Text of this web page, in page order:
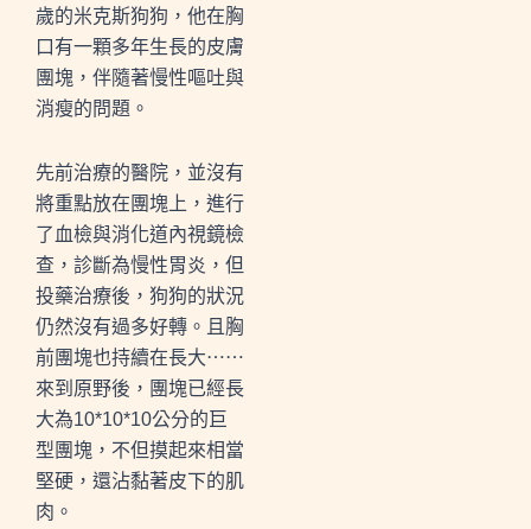
歲的米克斯狗狗，他在胸
口有一顆多年生長的皮膚
團塊，伴隨著慢性嘔吐與
消瘦的問題。
先前治療的醫院，並沒有
將重點放在團塊上，進行
了血檢與消化道內視鏡檢
查，診斷為慢性胃炎，但
投藥治療後，狗狗的狀況
仍然沒有過多好轉。且胸
前團塊也持續在長大⋯⋯
來到原野後，團塊已經長
大為10*10*10公分的巨
型團塊，不但摸起來相當
堅硬，還沾黏著皮下的肌
肉。